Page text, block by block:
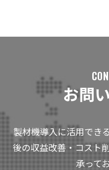
お問
製材機導入に活用でき
後の収益改善・コスト
承って